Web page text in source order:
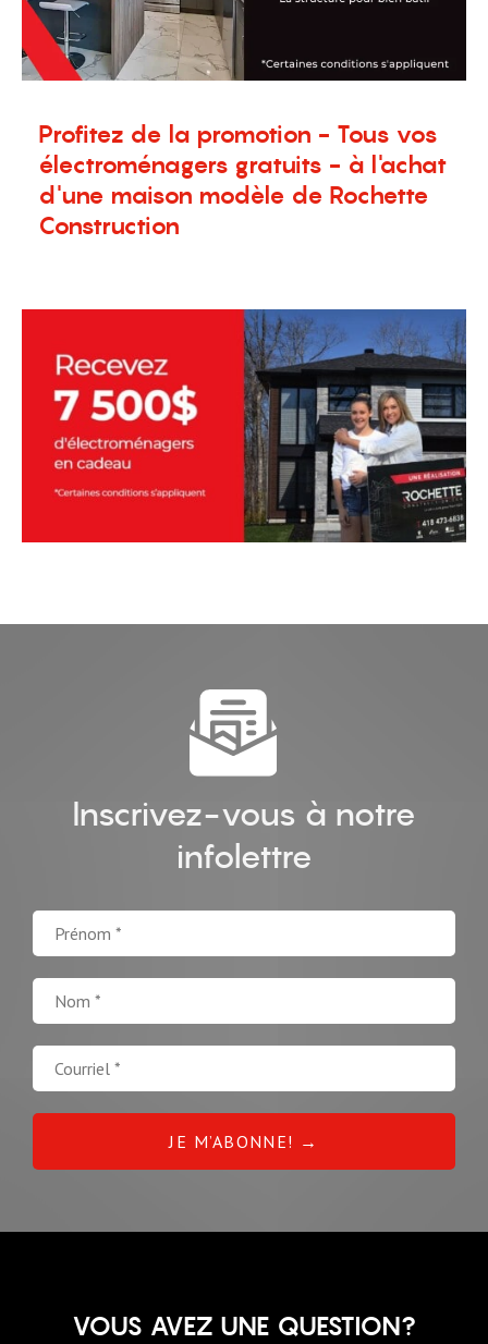
Profitez de la promotion - Tous vos
électroménagers gratuits - à l'achat
d'une maison modèle de Rochette
Construction
Inscrivez-vous à notre
infolettre
VOUS AVEZ UNE QUESTION?